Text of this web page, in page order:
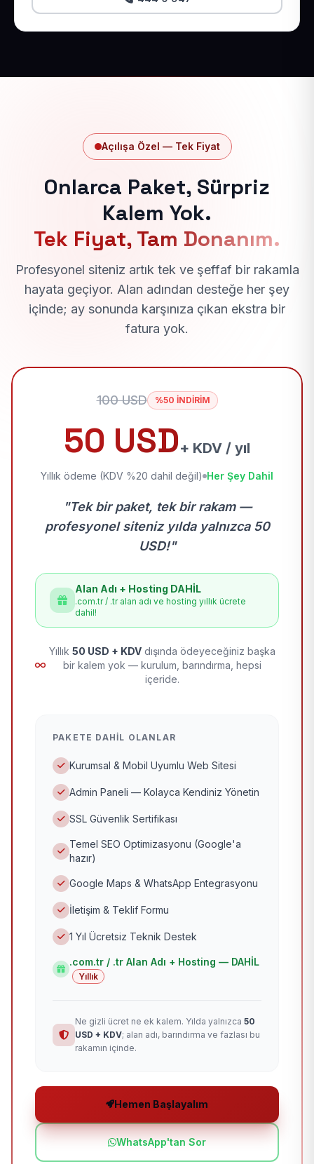
Açılışa Özel — Tek Fiyat
Onlarca Paket, Sürpriz
Kalem Yok.
Tek Fiyat, Tam Donanım.
Profesyonel siteniz artık tek ve şeffaf bir rakamla
hayata geçiyor. Alan adından desteğe her şey
içinde; ay sonunda karşınıza çıkan ekstra bir
fatura yok.
100 USD %50 İNDİRİM
50 USD+ KDV / yıl
Yıllık ödeme (KDV %20 dahil değil) Her Şey Dahil
"Tek bir paket, tek bir rakam —
profesyonel siteniz yılda yalnızca 50
USD!"
Alan Adı + Hosting DAHİL
.com.tr / .tr alan adı ve hosting yıllık ücrete
dahil!
Yıllık 50 USD + KDV dışında ödeyeceğiniz başka
bir kalem yok — kurulum, barındırma, hepsi
içeride.
PAKETE DAHIL OLANLAR
Kurumsal & Mobil Uyumlu Web Sitesi
Admin Paneli — Kolayca Kendiniz Yönetin
SSL Güvenlik Sertifikası
Temel SEO Optimizasyonu (Google'a
hazır)
Google Maps & WhatsApp Entegrasyonu
İletişim & Teklif Formu
1 Yıl Ücretsiz Teknik Destek
.com.tr / .tr Alan Adı + Hosting — DAHİL
Yıllık
Ne gizli ücret ne ek kalem. Yılda yalnızca 50
USD + KDV; alan adı, barındırma ve fazlası bu
rakamın içinde.
Hemen Başlayalım
WhatsApp'tan Sor